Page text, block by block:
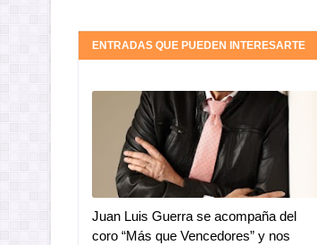
ENTRADAS QUE PUEDEN INTERESARTE
Juan Luis Guerra se acompaña del
coro “Más que Vencedores” y nos